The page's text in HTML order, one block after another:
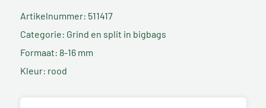
Artikelnummer: 511417
Categorie: Grind en split in bigbags
Formaat: 8-16 mm
Kleur: rood